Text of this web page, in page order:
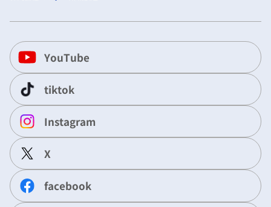
YouTube
tiktok
Instagram
X
facebook